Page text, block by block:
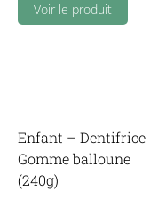
Barbier
(100g)
quantity
Voir le produit
Enfant – Dentifrice
Gomme balloune
(240g)